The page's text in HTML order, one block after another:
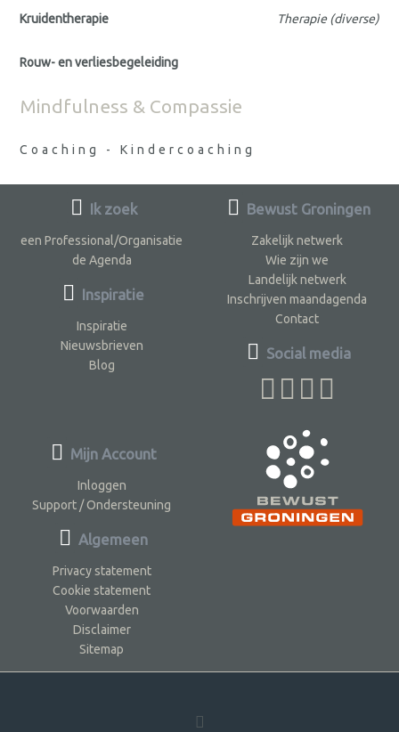
Kruidentherapie Therapie (diverse)
Rouw- en verliesbegeleiding
Mindfulness & Compassie
Coaching - Kindercoaching
Ik zoek
een Professional/Organisatie
de Agenda
Inspiratie
Inspiratie
Nieuwsbrieven
Blog
Bewust Groningen
Zakelijk netwerk
Wie zijn we
Landelijk netwerk
Inschrijven maandagenda
Contact
Social media
Mijn Account
Inloggen
Support / Ondersteuning
Algemeen
Privacy statement
Cookie statement
Voorwaarden
Disclaimer
Sitemap